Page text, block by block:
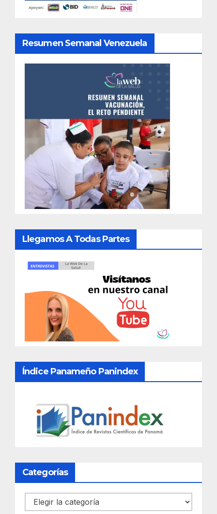
Resumen Semanal Venezuela
Llegamos A Todas Partes
Índice Panameño Panindex
Categorías
Categorías